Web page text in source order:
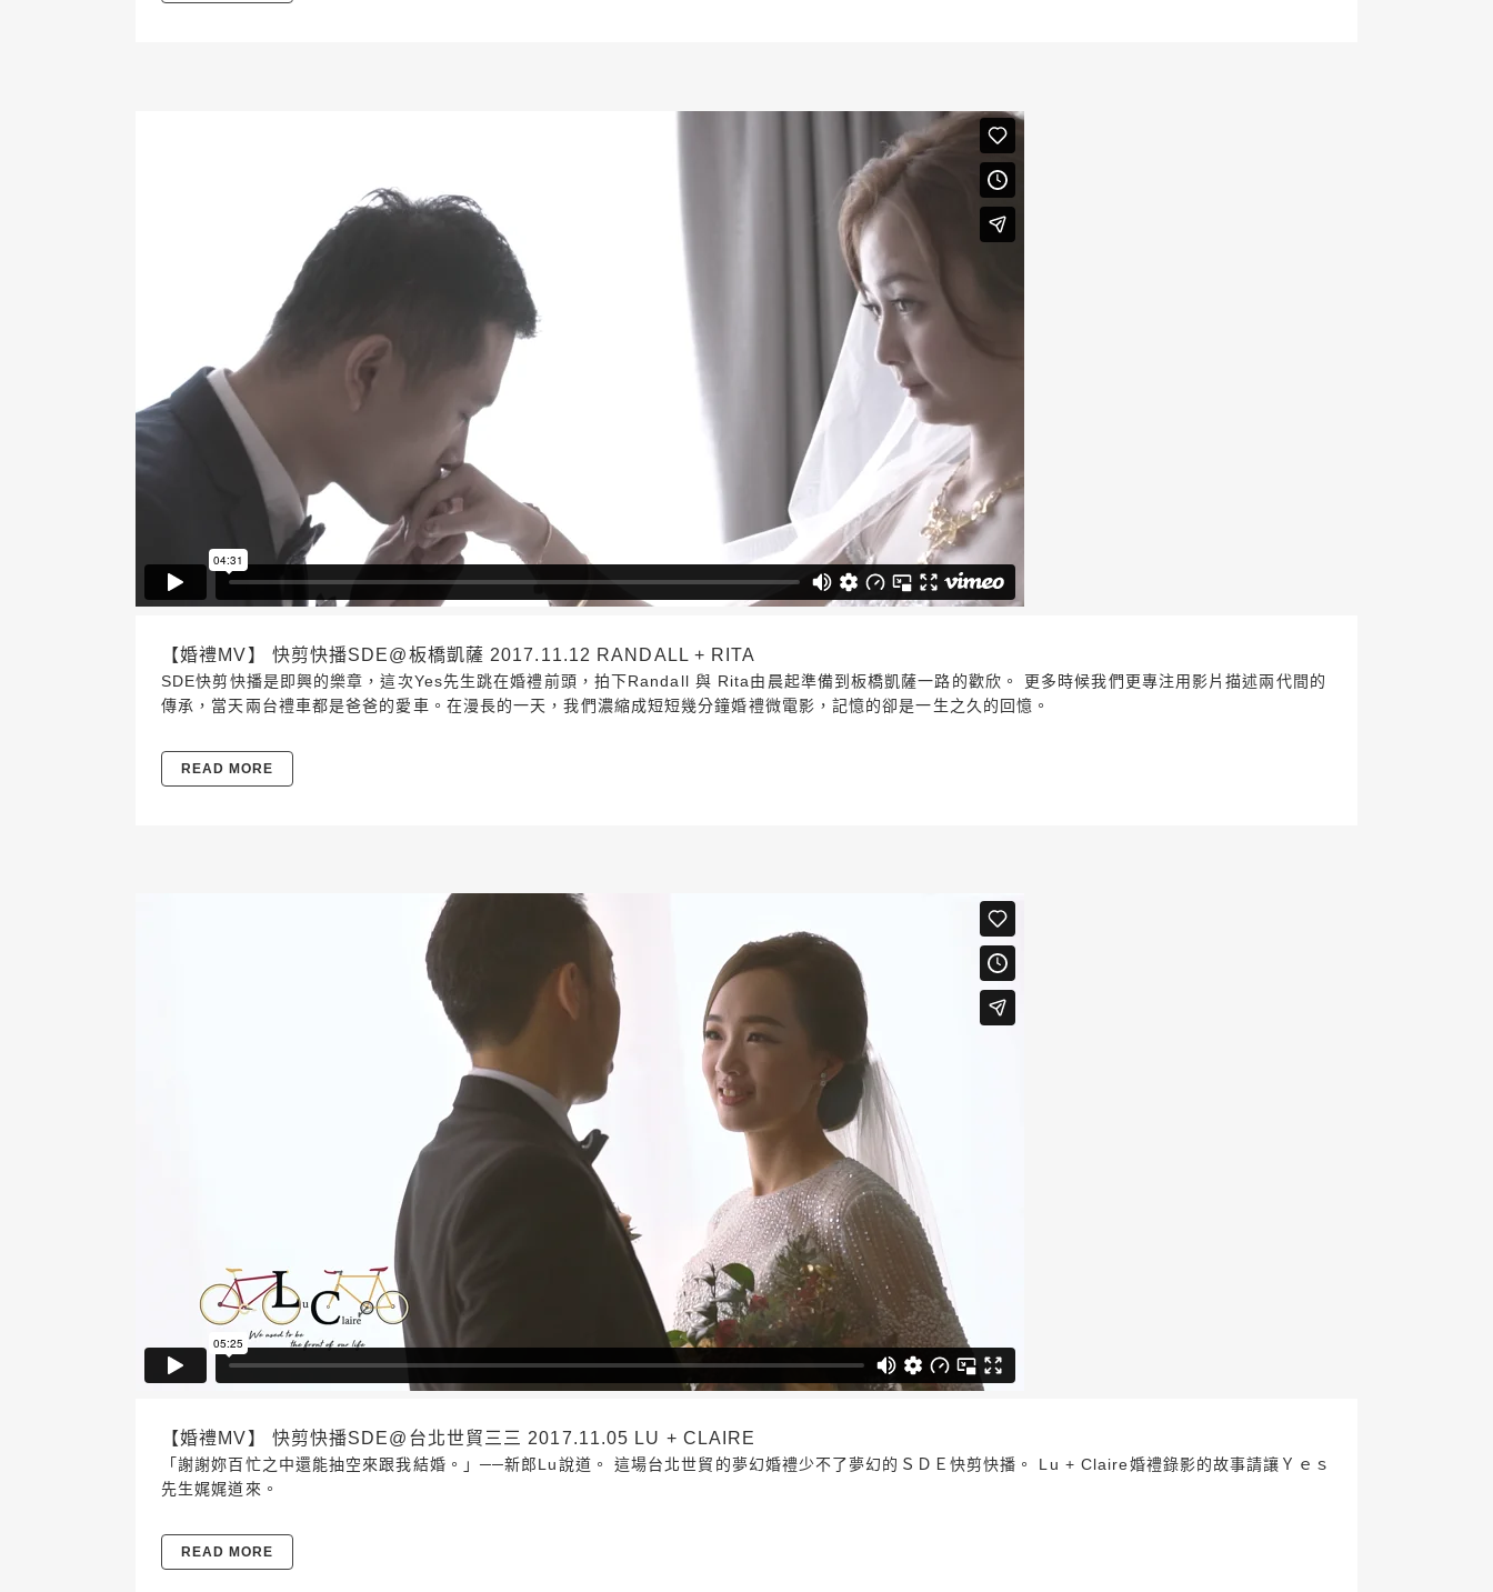
【婚禮MV】 快剪快播SDE@板橋凱薩 2017.11.12 RANDALL + RITA
SDE快剪快播是即興的樂章，這次Yes先生跳在婚禮前頭，拍下Randall 與 Rita由晨起準備到板橋凱薩一路的歡欣。 更多時候我們更專注用影片描述兩代間的
傳承，當天兩台禮車都是爸爸的愛車。在漫長的一天，我們濃縮成短短幾分鐘婚禮微電影，記憶的卻是一生之久的回憶。
READ MORE
【婚禮MV】 快剪快播SDE@台北世貿三三 2017.11.05 LU + CLAIRE
「謝謝妳百忙之中還能抽空來跟我結婚。」──新郎Lu說道。 這場台北世貿的夢幻婚禮少不了夢幻的ＳＤＥ快剪快播。 Lu + Claire婚禮錄影的故事請讓Ｙｅｓ
先生娓娓道來。
READ MORE